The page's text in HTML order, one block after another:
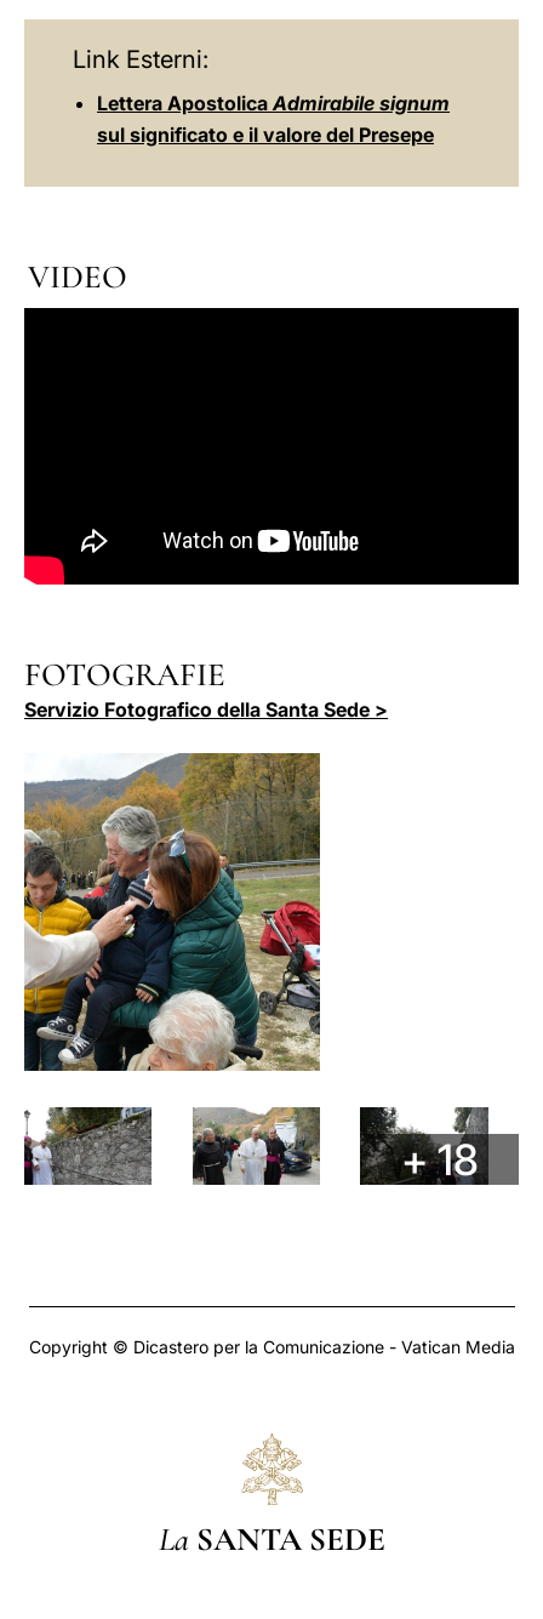
Link Esterni:
Lettera ApostolicaAdmirabile signum
sul significato e il valore del Presepe
VIDEO
FOTOGRAFIE
Servizio Fotografico della Santa Sede >
+ 18
Copyright © Dicastero per la Comunicazione - Vatican Media
La SANTA SEDE